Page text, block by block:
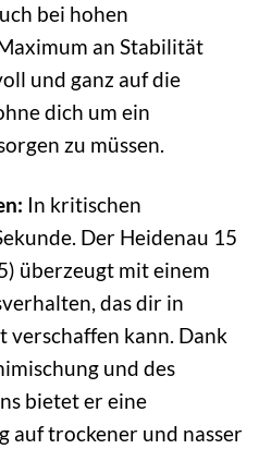
bei hohen
an Stabilität
und ganz auf die
dich um ein
zu müssen.
In kritischen
Der Heidenau 15
überzeugt mit einem
das dir in
kann. Dank
und des
bietet er eine
auf trockener und nasser